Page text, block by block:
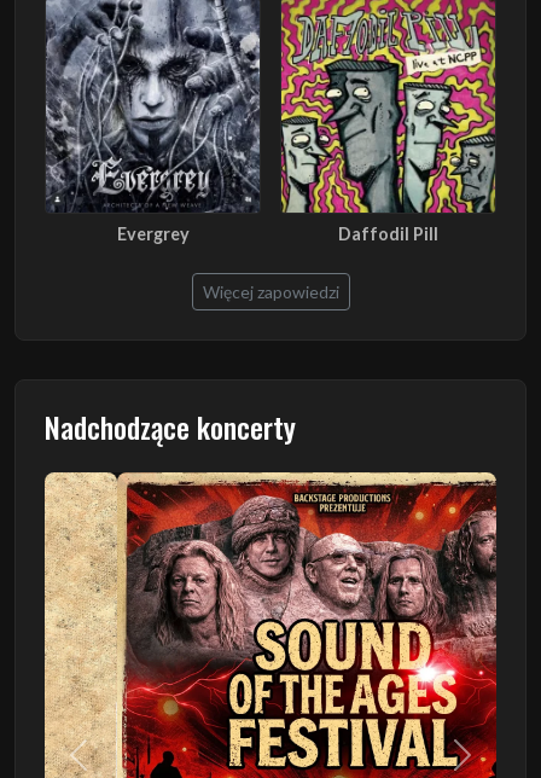
Evergrey Daffodil Pill
Więcej zapowiedzi
Nadchodzące koncerty
Poprzedni Następny